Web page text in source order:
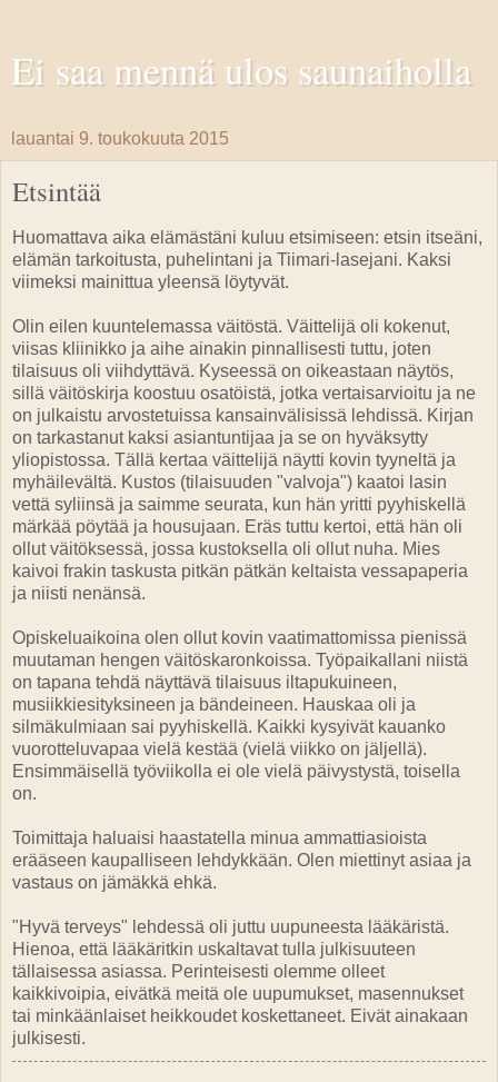
Ei saa mennä ulos saunaiholla
lauantai 9. toukokuuta 2015
Etsintää
Huomattava aika elämästäni kuluu etsimiseen: etsin itseäni,
elämän tarkoitusta, puhelintani ja Tiimari-lasejani. Kaksi
viimeksi mainittua yleensä löytyvät.
Olin eilen kuuntelemassa väitöstä. Väittelijä oli kokenut,
viisas kliinikko ja aihe ainakin pinnallisesti tuttu, joten
tilaisuus oli viihdyttävä. Kyseessä on oikeastaan näytös,
sillä väitöskirja koostuu osatöistä, jotka vertaisarvioitu ja ne
on julkaistu arvostetuissa kansainvälisissä lehdissä. Kirjan
on tarkastanut kaksi asiantuntijaa ja se on hyväksytty
yliopistossa. Tällä kertaa väittelijä näytti kovin tyyneltä ja
myhäilevältä. Kustos (tilaisuuden "valvoja") kaatoi lasin
vettä syliinsä ja saimme seurata, kun hän yritti pyyhiskellä
märkää pöytää ja housujaan. Eräs tuttu kertoi, että hän oli
ollut väitöksessä, jossa kustoksella oli ollut nuha. Mies
kaivoi frakin taskusta pitkän pätkän keltaista vessapaperia
ja niisti nenänsä.
Opiskeluaikoina olen ollut kovin vaatimattomissa pienissä
muutaman hengen väitöskaronkoissa. Työpaikallani niistä
on tapana tehdä näyttävä tilaisuus iltapukuineen,
musiikkiesityksineen ja bändeineen. Hauskaa oli ja
silmäkulmiaan sai pyyhiskellä. Kaikki kysyivät kauanko
vuorotteluvapaa vielä kestää (vielä viikko on jäljellä).
Ensimmäisellä työviikolla ei ole vielä päivystystä, toisella
on.
Toimittaja haluaisi haastatella minua ammattiasioista
erääseen kaupalliseen lehdykkään. Olen miettinyt asiaa ja
vastaus on jämäkkä ehkä.
"Hyvä terveys" lehdessä oli juttu uupuneesta lääkäristä.
Hienoa, että lääkäritkin uskaltavat tulla julkisuuteen
tällaisessa asiassa. Perinteisesti olemme olleet
kaikkivoipia, eivätkä meitä ole uupumukset, masennukset
tai minkäänlaiset heikkoudet koskettaneet. Eivät ainakaan
julkisesti.